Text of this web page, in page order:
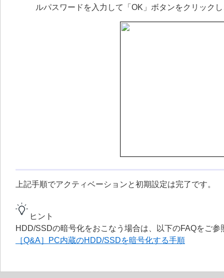
ルパスワードを入力して「OK」ボタンをクリック
上記手順でアクティベーションと初期設定は完了です。
ヒント
HDD/SSDの暗号化をおこなう場合は、以下のFAQをご
［Q&A］PC内蔵のHDD/SSDを暗号化する手順